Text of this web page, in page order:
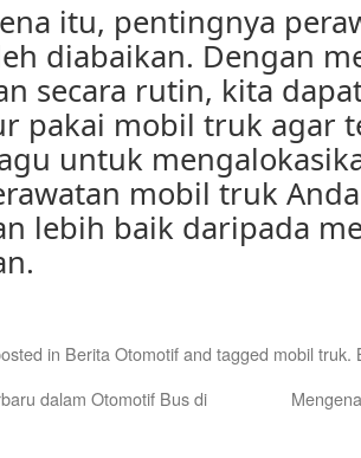
itu, pentingnya
diabaikan. Dengan
secara rutin, kita
pakai mobil truk agar
untuk
mobil truk
lebih baik daripada
in Berita Otomotifand tagged mobil truk.
dalam Otomotif Bus di